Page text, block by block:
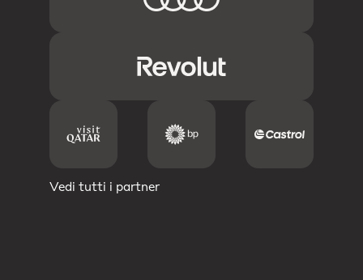
Vedi tutti i partner